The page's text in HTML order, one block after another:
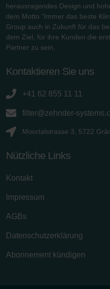
danych Zehnder
Zehnder Group UK Limited:
Zehnder Group Deutschland
herausragendes Design und
dem Motto "Immer das beste
Group auch in Zukunft für das
dem Ziel, für ihre Kunden die
Partner zu sein.
Kontaktieren Sie uns
+41 62 855 11 11
filter@zehnder-
Moortalstrasse 3, 5722
Nützliche Links
Kontakt
Impressum
AGBs
Datenschutzerklärung
Abonnement kündigen